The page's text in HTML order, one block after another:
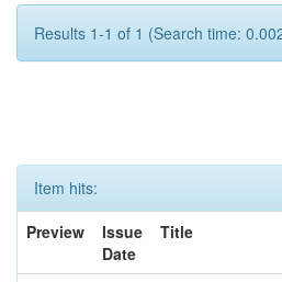
Results 1-1 of 1 (Search time:
Item hits:
Preview
Issue
Date
Title